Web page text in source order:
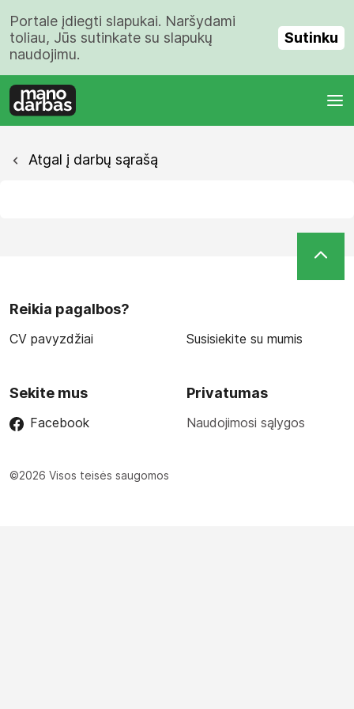
Portale įdiegti slapukai. Naršydami
toliau, Jūs sutinkate su slapukų
naudojimu.
Sutinku
Atgal į darbų sąrašą
Reikia pagalbos?
CV pavyzdžiai Susisiekite su mumis
Sekite mus
Facebook
Privatumas
Naudojimosi sąlygos
©2026 Visos teisės saugomos